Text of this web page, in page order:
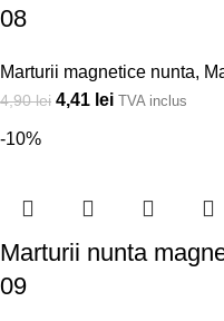
08
Marturii magnetice nunta,
4,90lei 4,41 lei TVA inclus
-10%
Marturii nunta
09